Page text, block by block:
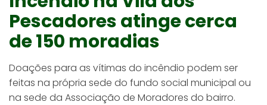
Pescadores atinge cerca
de 150 moradias
Doações para as vítimas do incêndio podem ser
feitas na própria sede do fundo social municipal ou
na sede da Associação de Moradores do bairro.